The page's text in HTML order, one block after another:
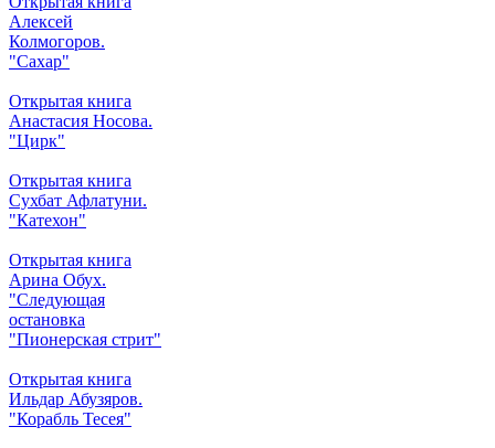
Алексей
Колмогоров.
"Сахар"
Открытая книга
Анастасия Носова.
"Цирк"
Открытая книга
Сухбат Афлатуни.
"Катехон"
Открытая книга
Арина Обух.
"Следующая
остановка
"Пионерская стрит"
Открытая книга
Ильдар Абузяров.
"Корабль Тесея"